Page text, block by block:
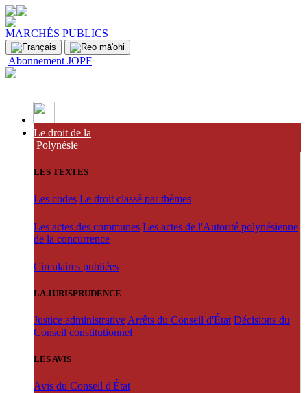
MARCHÉS PUBLICS
Abonnement JOPF
Le droit de la
Polynésie
LES TEXTES
Les codes Le droit classé par thèmes
Les actes des communes Les actes de l'Autorité polynésienne
de la concurrence
Circulaires publiées
LA JURISPRUDENCE
Justice administrative Arrêts du Conseil d'État Décisions du
Conseil constitutionnel
LES AVIS
Avis du Conseil d'État